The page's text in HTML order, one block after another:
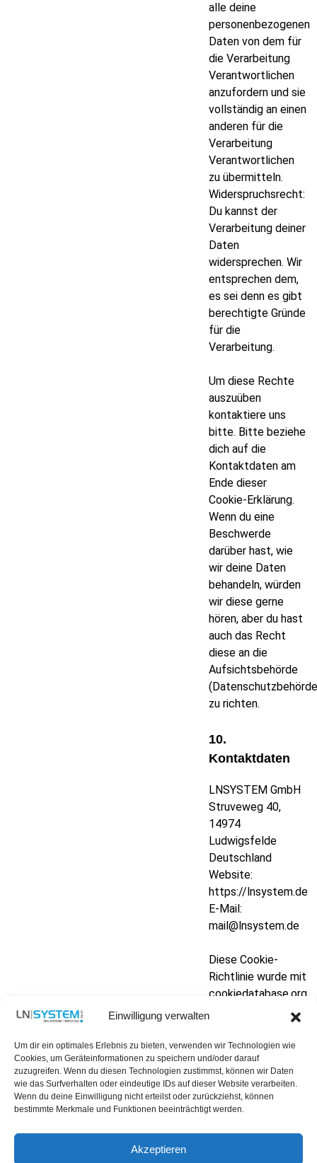
Einwilligung verwalten
Um dir ein optimales Erlebnis zu bieten, verwenden wir Technologien wie
Cookies, um Geräteinformationen zu speichern und/oder darauf
zuzugreifen. Wenn du diesen Technologien zustimmst, können wir Daten
wie das Surfverhalten oder eindeutige IDs auf dieser Website verarbeiten.
Wenn du deine Einwilligung nicht erteilst oder zurückziehst, können
bestimmte Merkmale und Funktionen beeinträchtigt werden.
Akzeptieren
alle deine
personenbezogenen
Daten von dem für
die Verarbeitung
Verantwortlichen
anzufordern und sie
vollständig an einen
anderen für die
Verarbeitung
Verantwortlichen
zu übermitteln.
Widerspruchsrecht:
Du kannst der
Verarbeitung deiner
Daten
widersprechen. Wir
entsprechen dem,
es sei denn es gibt
berechtigte Gründe
für die
Verarbeitung.
Um diese Rechte
auszuüben
kontaktiere uns
bitte. Bitte beziehe
dich auf die
Kontaktdaten am
Ende dieser
Cookie-Erklärung.
Wenn du eine
Beschwerde
darüber hast, wie
wir deine Daten
behandeln, würden
wir diese gerne
hören, aber du hast
auch das Recht
diese an die
Aufsichtsbehörde
zu richten.
10.
Kontaktdaten
LNSYSTEM GmbH
Struveweg 40,
14974
Ludwigsfelde
Deutschland
Website:
https://lnsystem.de
E-Mail:
mail@lnsystem.de
Diese Cookie-
Richtlinie wurde mit
cookiedatabase.org